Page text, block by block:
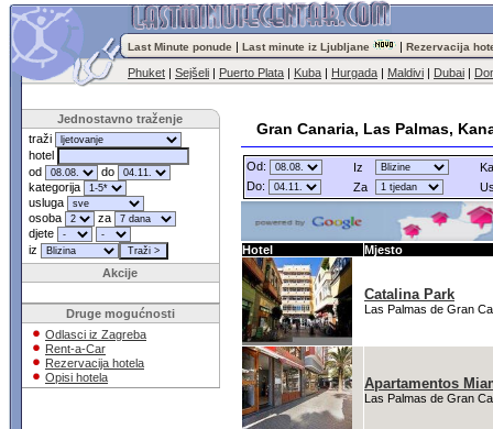
Gran Canaria, Las Palmas,
Last Minute ponude | Last minute iz Ljubljane | Rezervacija
Phuket | Sejšeli | Puerto Plata | Kuba | Hurgada | Maldivi | Dubai |
Jednostavno traženje
traži
hotel
od
do
kategorija
usluga
osoba
za
djete
iz
Akcije
Druge mogućnosti
Odlasci iz Zagreba
Rent-a-Car
Rezervacija hotela
Opisi hotela
Od: Iz
Do:
Za
Hotel Mjesto
Catalina Park
Las Palmas de Gran
Apartamentos
Las Palmas de Gran